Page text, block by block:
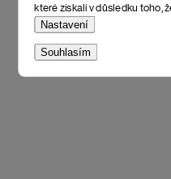
které získali v důsledku toho,
Nastavení
Souhlasím